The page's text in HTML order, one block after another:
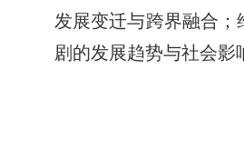
发展变迁与跨界融合；
剧的发展趋势与社会影